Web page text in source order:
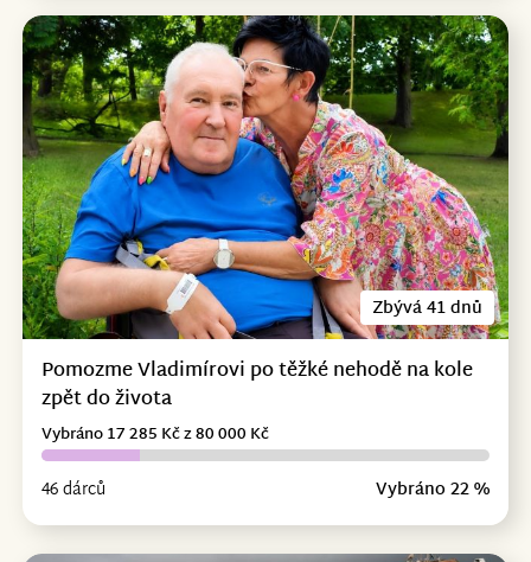
Zbývá 41 dnů
Pomozme Vladimírovi po těžké nehodě na kole
zpět do života
46 dárců Vybráno 22 %
Vybráno 17 285 Kč z 80 000 Kč